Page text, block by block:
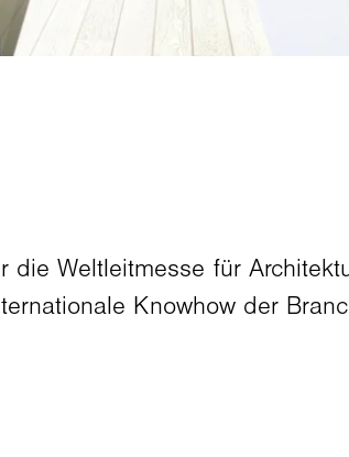
die Weltleitmesse für
Knowhow der